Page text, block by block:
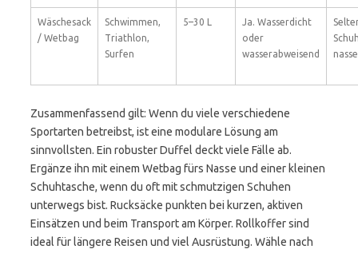
Wäschesack
/ Wetbag
Schwimmen,
Triathlon,
Surfen
5–30 L
Ja. Wasserdicht
oder
wasserabweisend
Zusammenfassend gilt: Wenn du viele verschiedene
Sportarten betreibst, ist eine modulare Lösung am
sinnvollsten. Ein robuster Duffel deckt viele Fälle ab.
Ergänze ihn mit einem Wetbag fürs Nasse und einer kleinen
Schuhtasche, wenn du oft mit schmutzigen Schuhen
unterwegs bist. Rucksäcke punkten bei kurzen, aktiven
Einsätzen und beim Transport am Körper. Rollkoffer sind
ideal für längere Reisen und viel Ausrüstung. Wähle nach